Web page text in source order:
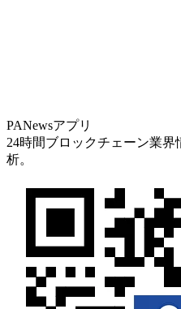
PANewsアプリ
24時間ブロックチェーン業
析。